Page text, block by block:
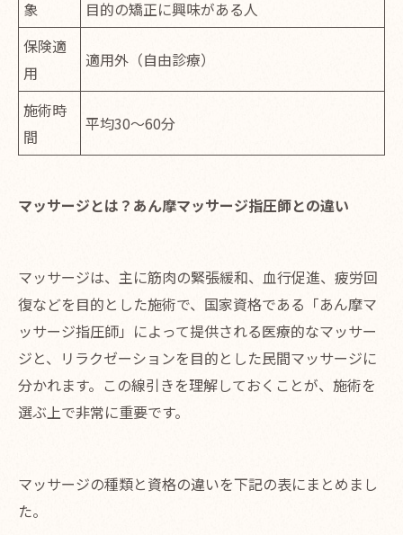
象
目的の矯正に興味がある人
保険適
用
適用外（自由診療）
施術時
間
平均30〜60分
マッサージとは？あん摩マッサージ指圧師との違い
マッサージは、主に筋肉の緊張緩和、血行促進、疲労回
復などを目的とした施術で、国家資格である「あん摩マ
ッサージ指圧師」によって提供される医療的なマッサー
ジと、リラクゼーションを目的とした民間マッサージに
分かれます。この線引きを理解しておくことが、施術を
選ぶ上で非常に重要です。
マッサージの種類と資格の違いを下記の表にまとめまし
た。